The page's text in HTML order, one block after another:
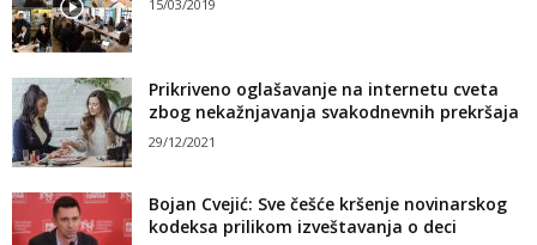
15/03/2019
Prikriveno oglašavanje na internetu cveta
zbog nekažnjavanja svakodnevnih prekršaja
29/12/2021
Bojan Cvejić: Sve češće kršenje novinarskog
kodeksa prilikom izveštavanja o deci